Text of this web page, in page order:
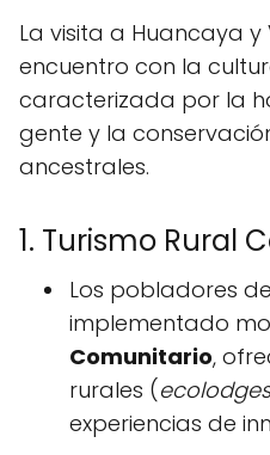
La visita a Huancaya
encuentro con la
caracterizada por la
gente y la
ancestrales.
1. Turismo Rural
Los pobladores
implementado
Comunitario,
rurales (ecolodges
experiencias de